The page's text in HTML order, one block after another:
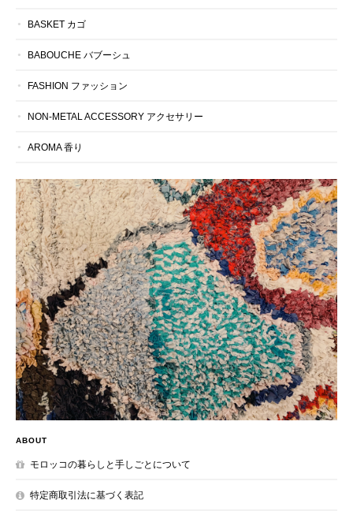
BASKET カゴ
BABOUCHE バブーシュ
FASHION ファッション
NON-METAL ACCESSORY アクセサリー
AROMA 香り
ABOUT
モロッコの暮らしと手しごとについて
特定商取引法に基づく表記